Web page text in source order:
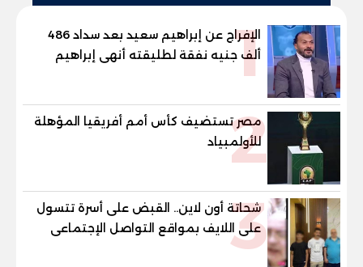
1
الإفراج عن إبراهيم سعيد بعد سداد 486
ألف جنيه نفقة لطليقته أنهى إبراهيم
سعيد، لاعب الأهلي ومنتخب مصر السابق،
عقب سداد مبلغ 486 ألف جنيه قيمة
المتجمد من نفقة مصروفا
2
مصر تستضيف كأس أمم أفريقيا المؤهلة
للأولمبياد
3
شحاتة أون لاين.. القبض على أسرة تتسول
على اللايف بمواقع التواصل الإجتماعى